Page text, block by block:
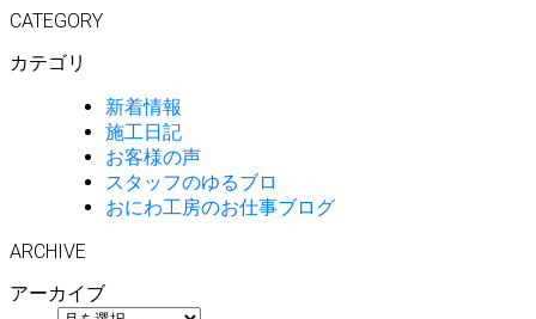
CATEGORY
カテゴリ
新着情報
施工日記
お客様の声
スタッフのゆるブロ
おにわ工房のお仕事ブログ
ARCHIVE
アーカイブ